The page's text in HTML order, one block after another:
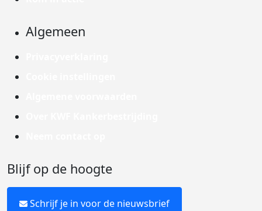
Algemeen
Blijf op de hoogte
Schrijf je in voor de nieuwsbrief